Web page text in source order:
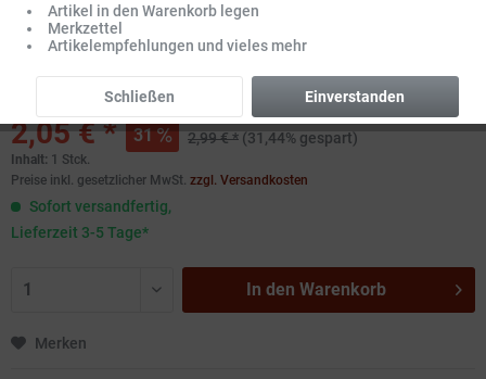
2,05 € * 31 2,99 € * (31,44% gespart)
Inhalt: 1 Stck.
Preise inkl. gesetzlicher MwSt. zzgl. Versandkosten
Sofort versandfertig,
Lieferzeit 3-5 Tage*
In den Warenkorb
Merken
Artikel in den Warenkorb legen
Merkzettel
Artikelempfehlungen und vieles mehr
Einverstanden
Schließen